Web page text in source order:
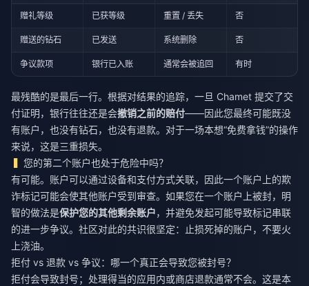
赠礼等级 已获等级 重置 / 丢失 否
赠送的钻石 已发送 系统删除 否
争议款项 银行已入账 通常会被追回 有时
最残酷的是最后一行。根据对结果的追踪，一旦 Chamet 提交了交
付证明，银行往往还是会撤销之前的赔付——因此您最终可能既没
有账户，也没有钻石，也没有退款。对于一场本想“免费拿钱”的操作
来说，这是三重损失。
您的第二个账户也处于危险中吗？
有可能。账户可以通过设备和支付方式关联，因此一个账户上的欺
诈标记可能会使其他账户受到审查。如果您在一个账户上被封，明
智的做法是保护您的其他剩余账户，并避免发起可能导致标记串联
的进一步争议。社区对此的共识很坚定：止损死掉的账户，不要火
上浇油。
拒付 vs 退款 vs 争议：哪一个真正会导致您被封号？
拒付会导致封号；处理得当的应用内或商店退款通常不会。这是本